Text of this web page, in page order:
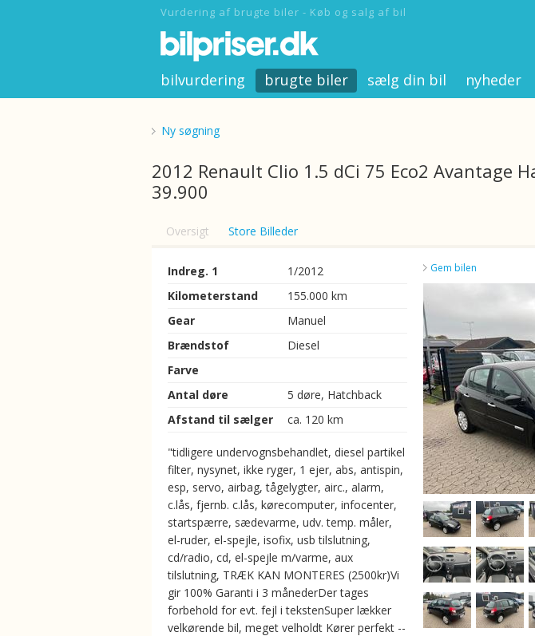
Vurdering af brugte biler - Køb og salg af bil
bilvurdering brugte biler sælg din bil nyheder
Ny søgning
2012 Renault Clio 1.5 dCi 75 Eco2 Avantage
39.900
Oversigt Store Billeder
Indreg. 1
1/2012
Kilometerstand
155.000 km
Gear
Manuel
Brændstof
Diesel
Farve
Antal døre
5 døre, Hatchback
Afstand til sælger
ca. 120 km
"tidligere undervognsbehandlet, diesel partikel
filter, nysynet, ikke ryger, 1 ejer, abs, antispin,
esp, servo, airbag, tågelygter, airc., alarm,
c.lås, fjernb. c.lås, kørecomputer, infocenter,
startspærre, sædevarme, udv. temp. måler,
el-ruder, el-spejle, isofix, usb tilslutning,
cd/radio, cd, el-spejle m/varme, aux
tilslutning, TRÆK KAN MONTERES (2500kr)Vi
gir 100% Garanti i 3 månederDer tages
forbehold for evt. fejl i tekstenSuper lækker
velkørende bil, meget velholdt Kører perfekt --
Gem bilen